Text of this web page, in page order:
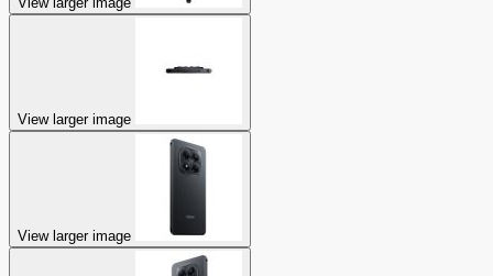
View larger image
View larger image